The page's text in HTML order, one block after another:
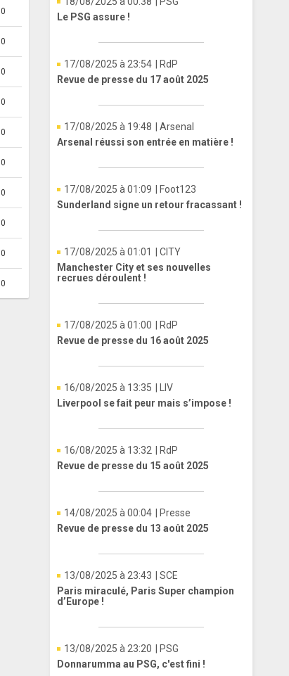
0
0
0
0
0
0
0
0
0
0
Le PSG assure !
17/08/2025 à 23:54
| RdP
Revue de presse du 17 août 2025
17/08/2025 à 19:48
| Arsenal
Arsenal réussi son entrée en matière !
17/08/2025 à 01:09
| Foot123
Sunderland signe un retour fracassant !
17/08/2025 à 01:01
| CITY
Manchester City et ses nouvelles
recrues déroulent !
17/08/2025 à 01:00
| RdP
Revue de presse du 16 août 2025
16/08/2025 à 13:35
| LIV
Liverpool se fait peur mais s’impose !
16/08/2025 à 13:32
| RdP
Revue de presse du 15 août 2025
14/08/2025 à 00:04
| Presse
Revue de presse du 13 août 2025
13/08/2025 à 23:43
| SCE
Paris miraculé, Paris Super champion
d’Europe !
13/08/2025 à 23:20
| PSG
Donnarumma au PSG, c'est fini !